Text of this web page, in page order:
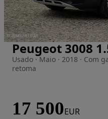
Imagem 1 de 24
Peugeot 3008
Usado · Maio · 2018 · Com
retoma
17 500EUR